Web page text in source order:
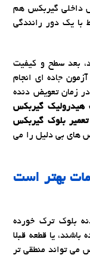
داخلی گیربکس هم
با یک دور رانندگی
بعد سطح و کیفیت
جاده ای انجام
زمان تعویض دنده
هیدرولیک گیربکس
تعمیر بلوک گیربکس
های بی دلیل را می
بهتر است
بلوک ترک خورده
یا قطعه قبلا
می تواند منطقی تر